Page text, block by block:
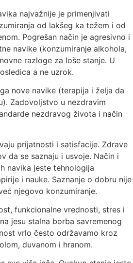
najvažnije je primenjivati
od lakšeg ka težem i od
Pogrešan način je agresivno i
navike (konzumiranje alkohola,
razloge za loše stanje. U
a ne uzrok.
nove navike (terapija i želja da
Zadovoljstvo u nezdravim
nezdravog života i način
prijatnosti i satisfacije. Zdrave
da se saznaju i usvoje. Način i
navika jeste tehnologija
i nauke. Saznanje o dobru nije
njegovo konzumiranje.
funkcionalne vrednosti, stres i
jesu stalna borba savremenog
vrlo često održavamo kroz
duvanom i hranom.